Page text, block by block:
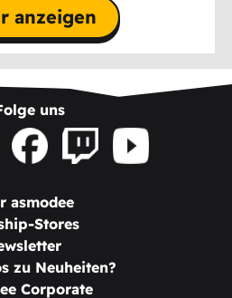
anzeigen
uns
asmodee
Stores
zu Neuheiten?
Corporate